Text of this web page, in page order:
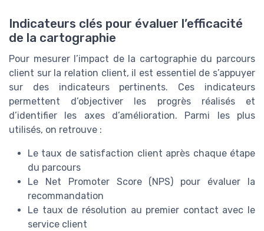
Indicateurs clés pour évaluer l’efficacité
de la cartographie
Pour mesurer l’impact de la cartographie du parcours
client sur la relation client, il est essentiel de s’appuyer
sur des indicateurs pertinents. Ces indicateurs
permettent d’objectiver les progrès réalisés et
d’identifier les axes d’amélioration. Parmi les plus
utilisés, on retrouve :
Le taux de satisfaction client après chaque étape
du parcours
Le Net Promoter Score (NPS) pour évaluer la
recommandation
Le taux de résolution au premier contact avec le
service client